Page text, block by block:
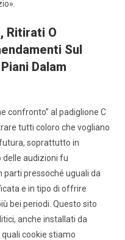
Ritirati O
Sul
Dalam
confronto” al padiglione C
tutti coloro che vogliano
soprattutto in
delle audizioni fu
parti pressoché uguali da
e in tipo di offrire
bei periodi. Questo sito
anche installati da
cookie stiamo